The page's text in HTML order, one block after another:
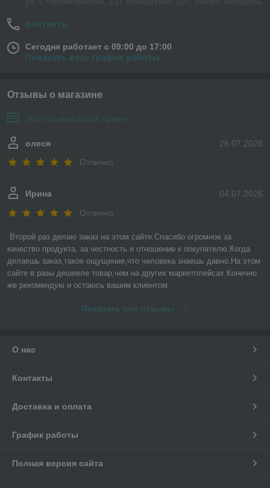
Контакты
Сегодня работает с 09:00 до 17:00
Показать весь график работы
Отзывы о магазине
165 отзывов за всё время
26.07.2026
олеся
Отлично
04.07.2026
Ирина
Отлично
Второй раз делаю заказ на этом сайте.Спасибо огромное за
качество продукта, за честность и отношение к покупателю.Когда
делаешь заказ,такое ощущение,что человека знаешь давно.На этом
сайте в разы дешевле товар,чем на других маркетплейсах.Конечно
же рекомендую и остаюсь вашим клиентом
Показать все отзывы
О нас
Контакты
Доставка и оплата
График работы
Полная версия сайта